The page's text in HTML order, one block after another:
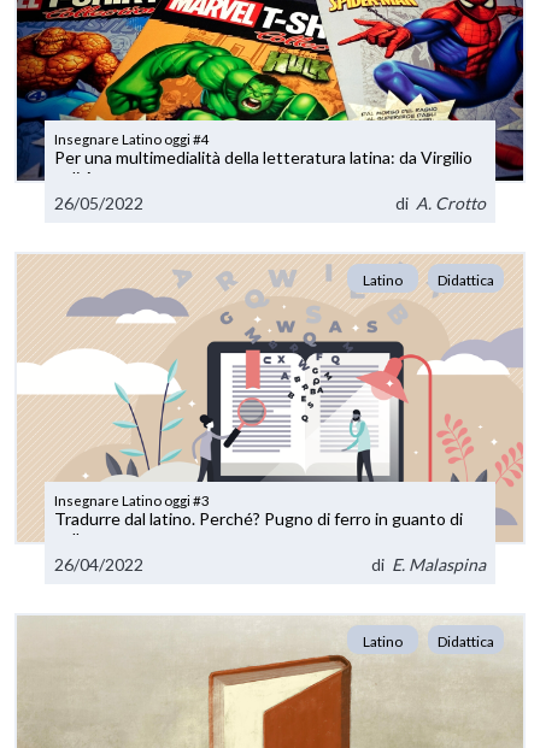
Insegnare Latino oggi #4
Per una multimedialità della letteratura latina: da Virgilio
agli Avengers
26/05/2022
di A. Crotto
Latino Didattica
Insegnare Latino oggi #3
Tradurre dal latino. Perché? Pugno di ferro in guanto di
velluto
26/04/2022
di E. Malaspina
Latino Didattica